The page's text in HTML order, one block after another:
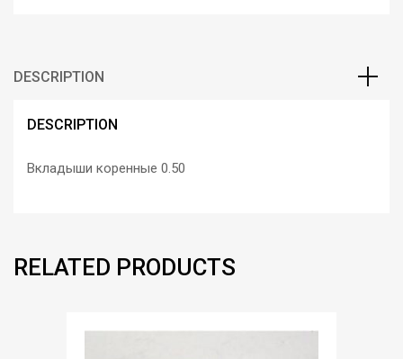
DESCRIPTION
DESCRIPTION
Вкладыши коренные 0.50
RELATED PRODUCTS